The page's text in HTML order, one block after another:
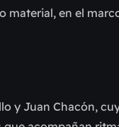
material, en el
y Juan Chacón,